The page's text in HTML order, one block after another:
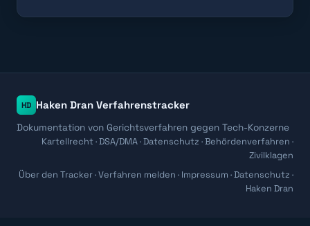
HD Haken Dran Verfahrenstracker
Dokumentation von Gerichtsverfahren gegen Tech-Konzerne
Kartellrecht · DSA/DMA · Datenschutz · Behördenverfahren ·
Zivilklagen
Über den Tracker·Verfahren melden · Impressum ·Datenschutz ·
Haken Dran